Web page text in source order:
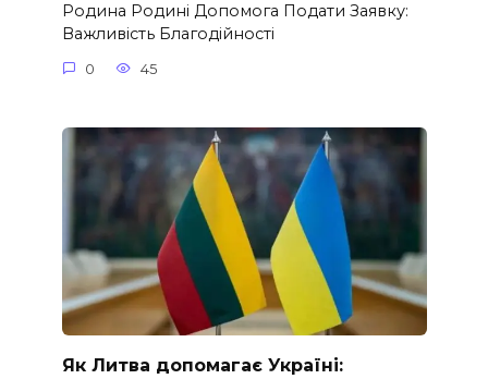
Родина Родині Допомога Подати Заявку:
Важливість Благодійності
0 45
Як Литва допомагає Україні: